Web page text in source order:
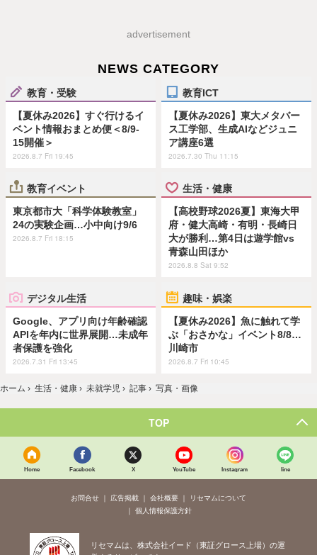
advertisement
NEWS CATEGORY
教育・受験
【夏休み2026】すぐ行けるイ
ベント情報おまとめ便＜8/9-
15開催＞
2026.8.7 Fri 19:45
教育ICT
【夏休み2026】東大メタバー
ス工学部、生成AIなどジュニ
ア講座6選
2026.7.30 Thu 11:15
教育イベント
東京都市大「科学体験教室」
24の実験企画…小中向け9/6
2026.8.7 Fri 18:15
生活・健康
【高校野球2026夏】東海大甲
府・健大高崎・有明・長崎日
大が勝利…第4日は遊学館vs
青森山田ほか
2026.8.8 Sat 9:52
デジタル生活
Google、アプリ向け年齢確認
APIを年内に世界展開…未成年
者保護を強化
2026.7.31 Fri 13:45
趣味・娯楽
【夏休み2026】魚に触れて学
ぶ「おさかな」イベント8/8…
川崎市
2026.8.7 Fri 10:45
ホーム › 生活・健康 › 未就学児 › 記事 › 写真・画像
TOP
Home Facebook X YouTube Instagram line
お問合せ 広告掲載 会社概要
リセマムについて
個人情報保護方針
リセマムは、株式会社イード（東証グロース上場）の運